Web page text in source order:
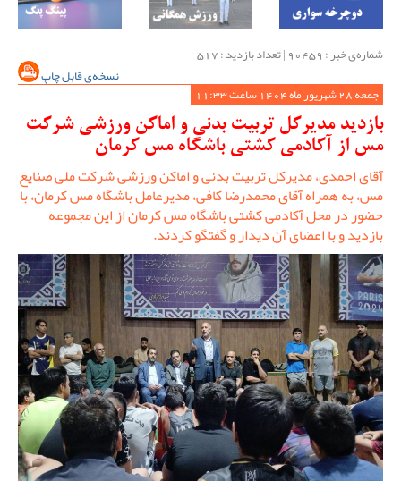
شماره‌ی خبر : ‌90459 | تعداد بازدید : 517
نسخه‌ی قابل چاپ
جمعه 28 شهریور ماه 1404 ساعت 11:33
بازدید مدیرکل تربیت بدنی و اماکن ورزشی شرکت
مس از آکادمی کشتی باشگاه مس کرمان
آقای احمدی، مدیرکل تربیت بدنی و اماکن ورزشی شرکت ملی صنایع
مس، به همراه آقای محمدرضا کافی، مدیرعامل باشگاه مس کرمان، با
حضور در محل آکادمی کشتی باشگاه مس کرمان از این مجموعه
بازدید و با اعضای آن دیدار و گفتگو کردند.